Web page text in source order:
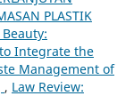
PLASTIK
Integrate the
Management of
, Law Review: